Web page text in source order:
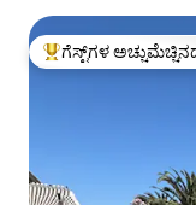
ಗೆಸ್ಟ್‌ಗಳಿಗೆ ಅತಿ ಹೆಚ್ಚು
ಗೆಸ್ಟ್‌ಗಳ